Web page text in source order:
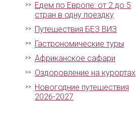
Едем по Европе: от 2 до 5
стран в одну поездку
Путешествия БЕЗ ВИЗ
Гастрономические туры
Африканское сафари
Оздоровление на курортах
Новогодние путешествия
2026-2027